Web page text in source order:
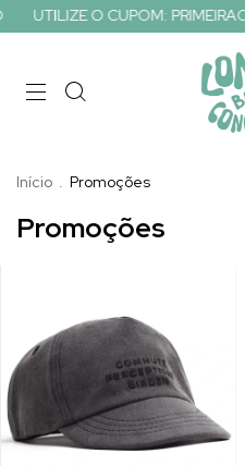
O CUPOM:
Início . Promoções
Promoções